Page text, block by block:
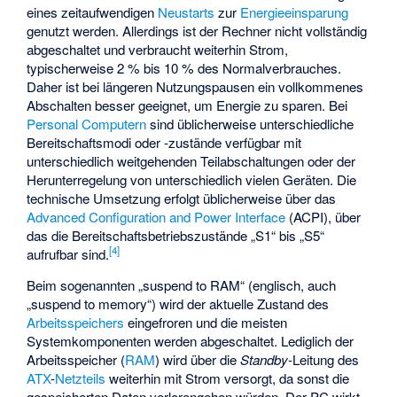
eines zeitaufwendigen Neustarts zur Energieeinsparung
genutzt werden. Allerdings ist der Rechner nicht vollständig
abgeschaltet und verbraucht weiterhin Strom,
typischerweise 2 % bis 10 % des Normalverbrauches.
Daher ist bei längeren Nutzungspausen ein vollkommenes
Abschalten besser geeignet, um Energie zu sparen. Bei
Personal Computernsind üblicherweise unterschiedliche
Bereitschaftsmodi oder -zustände verfügbar mit
unterschiedlich weitgehenden Teilabschaltungen oder der
Herunterregelung von unterschiedlich vielen Geräten. Die
technische Umsetzung erfolgt üblicherweise über das
Advanced Configuration and Power Interface (ACPI), über
das die Bereitschaftsbetriebszustände „S1“ bis „S5“
aufrufbar sind.[4]
Beim sogenannten „suspend to RAM“ (englisch, auch
„suspend to memory“) wird der aktuelle Zustand des
Arbeitsspeichers eingefroren und die meisten
Systemkomponenten werden abgeschaltet. Lediglich der
Arbeitsspeicher (RAM) wird über dieStandby-Leitung des
ATX-Netzteils weiterhin mit Strom versorgt, da sonst die